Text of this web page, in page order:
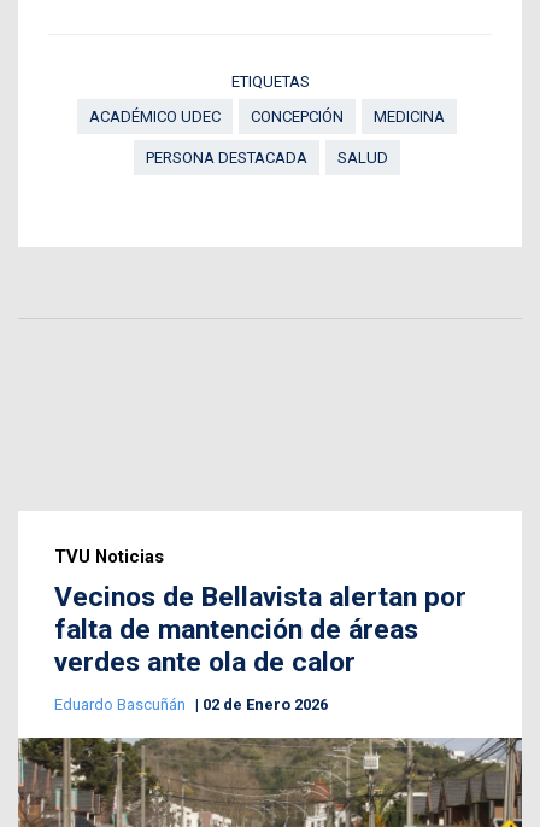
ETIQUETAS
ACADÉMICO UDEC
CONCEPCIÓN MEDICINA
PERSONA DESTACADA SALUD
TVU Noticias
Vecinos de Bellavista alertan por
falta de mantención de áreas
verdes ante ola de calor
Eduardo Bascuñán 02 de Enero 2026